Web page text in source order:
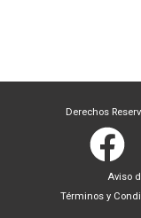
Derechos
Aviso
Términos y